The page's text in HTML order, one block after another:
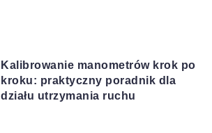
Kalibrowanie manometrów krok po
kroku: praktyczny poradnik dla
działu utrzymania ruchu